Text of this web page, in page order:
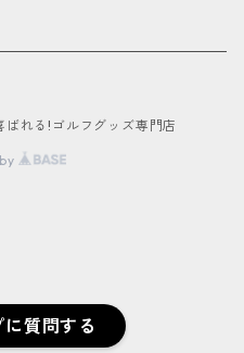
に質問する
れる!ゴルフグッズ専門店